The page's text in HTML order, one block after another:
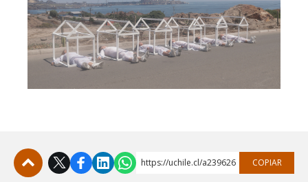
https://uchile.cl/a239626 COPIAR